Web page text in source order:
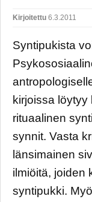
Kirjoitettu 6.3.2011
Syntipukista
kirjoissa
rituaalinen
synnit. Vasta
länsimainen
ilmiöitä, joiden
syntipukki.